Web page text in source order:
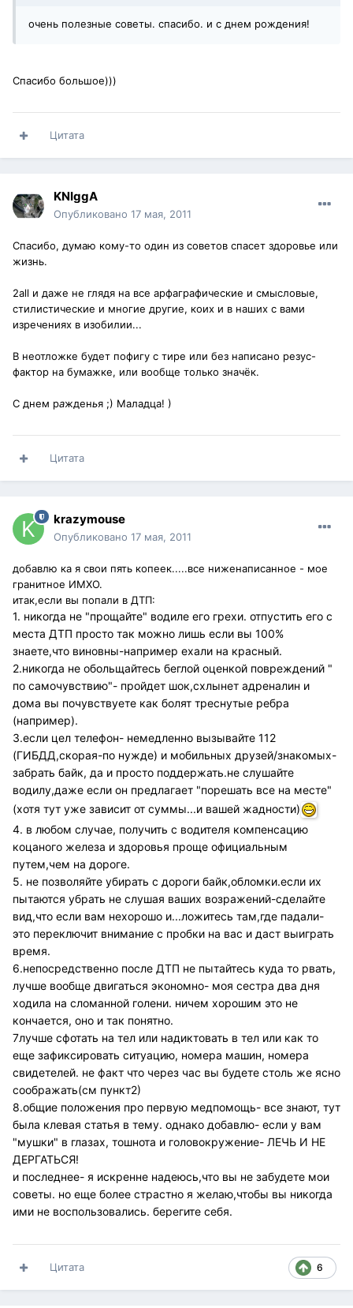
очень полезные советы. спасибо. и с днем рождения!
Спасибо большое)))
Цитата
KNIggA
Опубликовано 17 мая, 2011
Спасибо, думаю кому-то один из советов спасет здоровье или
жизнь.
2all и даже не глядя на все арфаграфические и смысловые,
стилистические и многие другие, коих и в наших с вами
изречениях в изобилии...
В неотложке будет пофигу с тире или без написано резус-
фактор на бумажке, или вообще только значёк.
С днем ражденья ;) Маладца! )
Цитата
krazymouse
Опубликовано 17 мая, 2011
добавлю ка я свои пять копеек.....все ниженаписанное - мое
гранитное ИМХО.
итак,если вы попали в ДТП:
1. никогда не "прощайте" водиле его грехи. отпустить его с
места ДТП просто так можно лишь если вы 100%
знаете,что виновны-например ехали на красный.
2.никогда не обольщайтесь беглой оценкой повреждений "
по самочувствию"- пройдет шок,схлынет адреналин и
дома вы почувствуете как болят треснутые ребра
(например).
3.если цел телефон- немедленно вызывайте 112
(ГИБДД,скорая-по нужде) и мобильных друзей/знакомых-
забрать байк, да и просто поддержать.не слушайте
водилу,даже если он предлагает "порешать все на месте"
(хотя тут уже зависит от суммы...и вашей жадности)
4. в любом случае, получить с водителя компенсацию
коцаного железа и здоровья проще официальным
путем,чем на дороге.
5. не позволяйте убирать с дороги байк,обломки.если их
пытаются убрать не слушая ваших возражений-сделайте
вид,что если вам нехорошо и...ложитесь там,где падали-
это переключит внимание с пробки на вас и даст выиграть
время.
6.непосредственно после ДТП не пытайтесь куда то рвать,
лучше вообще двигаться экономно- моя сестра два дня
ходила на сломанной голени. ничем хорошим это не
кончается, оно и так понятно.
7лучше сфотать на тел или надиктовать в тел или как то
еще зафиксировать ситуацию, номера машин, номера
свидетелей. не факт что через час вы будете столь же ясно
соображать(см пункт2)
8.общие положения про первую медпомощь- все знают, тут
была клевая статья в тему. однако добавлю- если у вам
"мушки" в глазах, тошнота и головокружение- ЛЕЧЬ И НЕ
ДЕРГАТЬСЯ!
и последнее- я искренне надеюсь,что вы не забудете мои
советы. но еще более страстно я желаю,чтобы вы никогда
ими не воспользовались. берегите себя.
6
Цитата